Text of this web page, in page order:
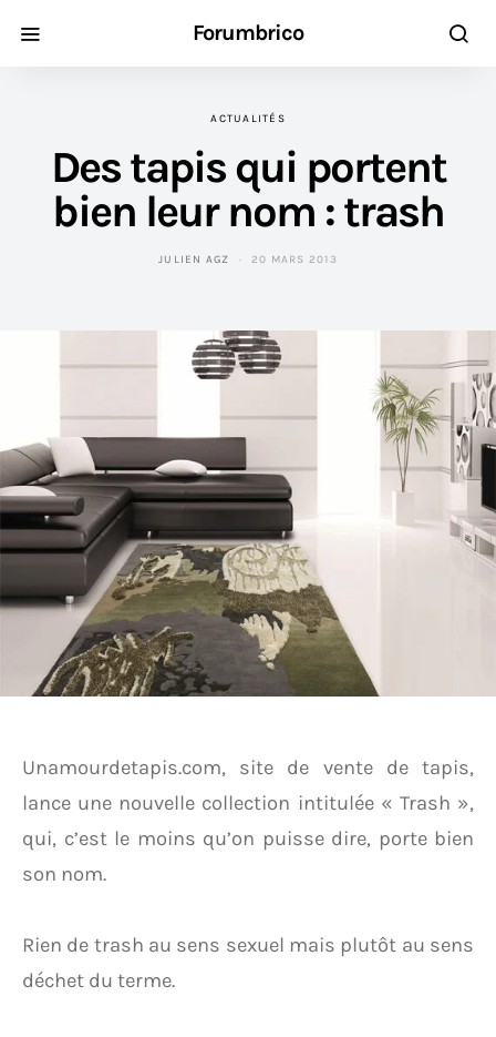
Forumbrico
ACTUALITÉS
Des tapis qui portent
bien leur nom : trash
JULIEN AGZ 20 MARS 2013
Unamourdetapis.com, site de vente de tapis,
lance une nouvelle collection intitulée « Trash »,
qui, c’est le moins qu’on puisse dire, porte bien
son nom.
Rien de trash au sens sexuel mais plutôt au sens
déchet du terme.